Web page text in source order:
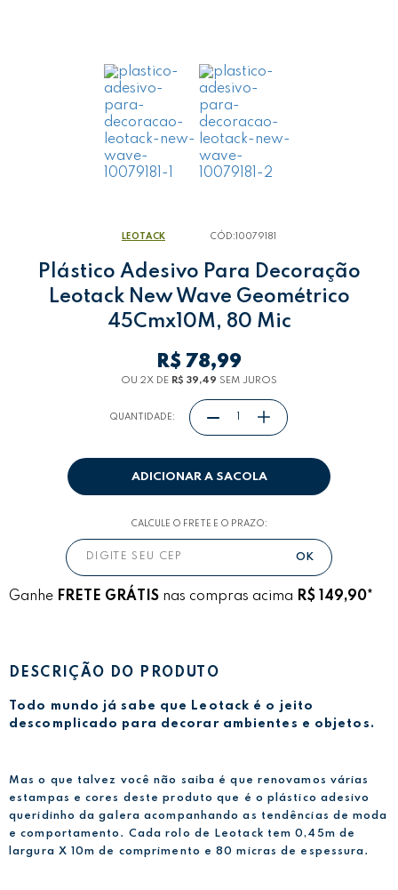
LEOTACK CÓD: 10079181
Plástico Adesivo Para Decoração
Leotack New Wave Geométrico
45Cmx10M, 80 Mic
R$ 78,99
OU 2X DE R$ 39,49 SEM JUROS
QUANTIDADE:
ADICIONAR A SACOLA
CALCULE O FRETE E O PRAZO:
Ganhe FRETE GRÁTIS nas compras acima R$ 149,90*
DESCRIÇÃO DO PRODUTO
Todo mundo já sabe que Leotack é o jeito
descomplicado para decorar ambientes e objetos.
Mas o que talvez você não saiba é que renovamos várias
estampas e cores deste produto que é o plástico adesivo
queridinho da galera acompanhando as tendências de moda
e comportamento. Cada rolo de Leotack tem 0,45m de
largura X 10m de comprimento e 80 micras de espessura.